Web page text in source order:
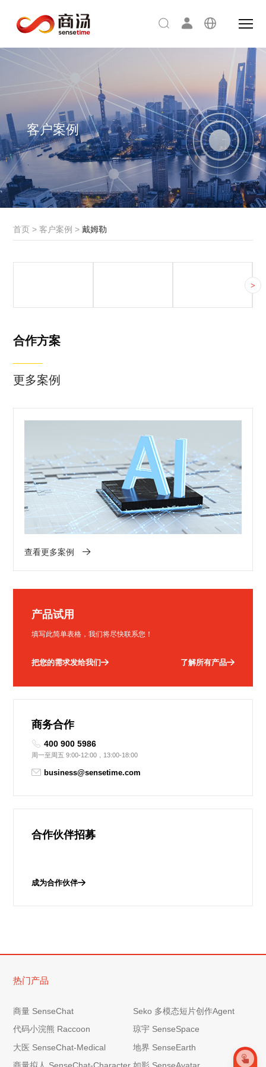
客户案例
首页 >客户案例 >戴姆勒
>
合作方案
更多案例
查看更多案例
产品试用
填写此简单表格，我们将尽快联系您！
把您的需求发给我们 了解所有产品
商务合作
400 900 5986
周一至周五 9:00-12:00，13:00-18:00
business@sensetime.com
合作伙伴招募
成为合作伙伴
热门产品
商量 SenseChat
Seko 多模态短片创作Agent
代码小浣熊 Raccoon
琼宇 SenseSpace
大医 SenseChat-Medical
地界 SenseEarth